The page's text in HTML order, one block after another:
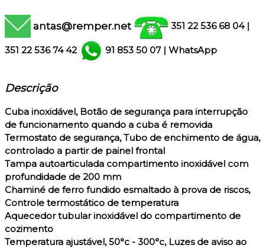
antas@remper.net 351 22 536 68 04 |
351 22 536 74 42 91 853 50 07 | WhatsApp
Descrição
Cuba inoxidável, Botão de segurança para interrupção
de funcionamento quando a cuba é removida
Termostato de segurança, Tubo de enchimento de água,
controlado a partir de painel frontal
Tampa autoarticulada compartimento inoxidável com
profundidade de 200 mm
Chaminé de ferro fundido esmaltado à prova de riscos,
Controle termostático de temperatura
Aquecedor tubular inoxidável do compartimento de
cozimento
Temperatura ajustável, 50°c - 300°c, Luzes de aviso ao